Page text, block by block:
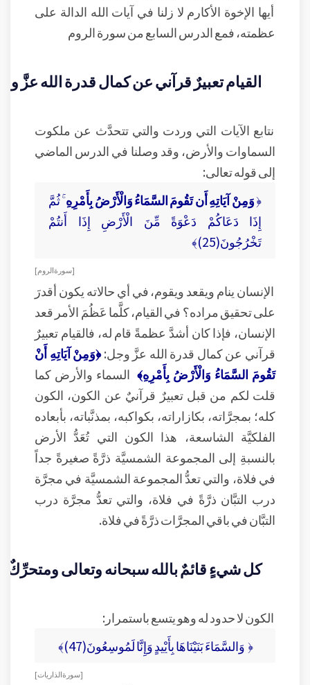
أيها الإخوة الأكارم لا زلنا في آيات الله الدالة على
عظمته، فمع الدرس السابع من سورة الروم
القيام تعبيرٌ قرآني عن كمال قدرة الله عزَّ
نتابع الآيات التي وردت والتي تتحدَّث عن ملكوت
السماوات والأرض، وقد وصلنا في الدرس الماضي
إلى قوله تعالى:
﴿وَمِنْ آيَاتِهِ أَن تَقُومَ السَّمَاءُ وَالْأَرْضُ بِأَمْرِهِۚ ثُمَّ
إِذَا دَعَاكُمْ دَعْوَةً مِّنَ الْأَرْضِ إِذَا أَنتُمْ
تَخْرُجُونَ(25)﴾
[ سورة الروم ]
الإنسان ينام ويقعد ويقوم، في أي حالاته يكون أقدرَ
على تحقيق مراده؟ في القيام، كلَّما عَظُمَ الأمر قعد
الإنسان، فإذا كان أشدَّ عظمةً قام له، فالقيام تعبيرٌ
قرآني عن كمال قدرة الله عزَّ وجل:﴿وَمِنْ آيَاتِهِ أَنْ
تَقُومَ السَّمَاءُ وَالْأَرْضُ بِأَمْرِهِ﴾ السماء والأرض كما
قلت لكم من قبل تعبيرٌ قرآنيٌ عن الكون، الكون
كله؛ بمجرَّاته، بكازاراته، بكواكبه، بمذنَّباته، بأبعاده
الفلكيَّة الشاسعة، هذا الكون التي تُعَدُّ الأرض
بالنسبةِ إلى المجموعة الشمسيَّة ذرَّةً صغيرةً جداً
في فلاة، والتي تعدُّ المجموعة الشمسيَّة في مجرَّة
درب التبَّان ذرَّةً في فلاة، والتي تعدُّ مجرَّة درب
التبَّان في باقي المجرَّات ذرَّةً في فلاة.
كل شيءٍ قائمٌ بالله سبحانه وتعالى ومتحرِّكٌ
الكون لا حدود له وهو يتسع باستمرار:
﴿ وَالسَّمَاءَ بَنَيْنَاهَا بِأَيْيدٍ وَإِنَّا لَمُوسِعُونَ(47)﴾
[ سورة الذاريات ]